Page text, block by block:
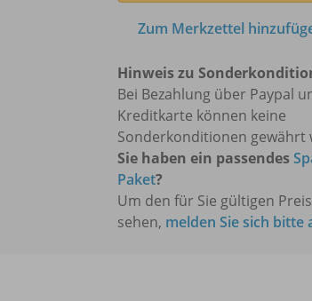
Zum Merkzettel
Hinweis zu
Bei Bezahlung über Paypal
Kreditkarte können keine
Sonderkonditionen gewährt
Sie haben ein passendes
Paket?
Um den für Sie gültigen
sehen, melden Sie sich bitte